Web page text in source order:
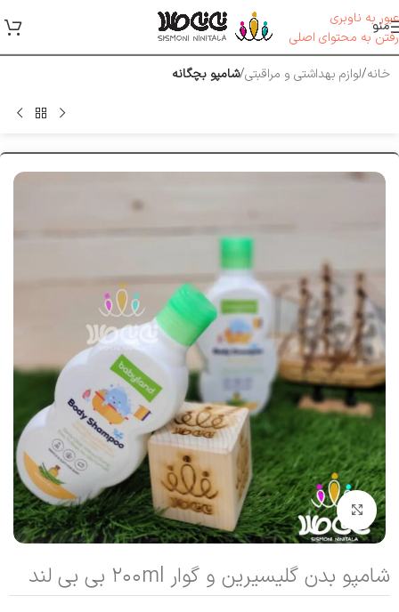
عبور به ناوبری
رفتن به محتوای اصلی
منو
خانه لوازم بهداشتی و مراقبتی شامپو بچگانه
بزرگنمایی تصویر
شامپو بدن گلیسیرین و گوار ۲۰۰ml بی بی لند